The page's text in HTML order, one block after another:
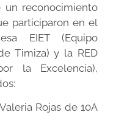
un reconocimiento
participaron en el
EIET (Equipo
Timiza) y la RED
la Excelencia),
Rojas de 10A